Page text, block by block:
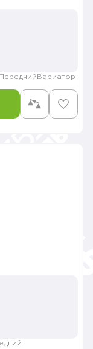
Передний Вариатор